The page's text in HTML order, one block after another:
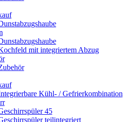
mit integriertem Abzug
Kühl- / Gefrierkombination
45
teilintegriert